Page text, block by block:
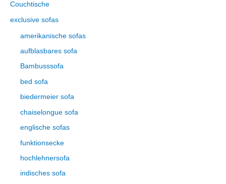
Couchtische
exclusive sofas
amerikanische sofas
aufblasbares sofa
Bambusssofa
bed sofa
biedermeier sofa
chaiselongue sofa
englische sofas
funktionsecke
hochlehnersofa
indisches sofa